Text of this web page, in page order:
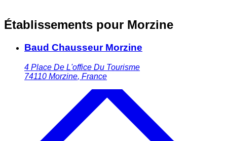
Établissements pour Morzine
Baud Chausseur Morzine
4 Place De L'office Du Tourisme
74110 Morzine, France